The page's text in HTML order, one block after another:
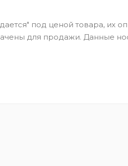
под ценой товара, их
для продажи. Данные